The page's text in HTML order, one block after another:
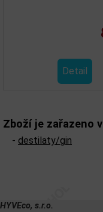
Detail
Zboží je zařazeno
- destilaty/gin
HYVEco, s.r.o.